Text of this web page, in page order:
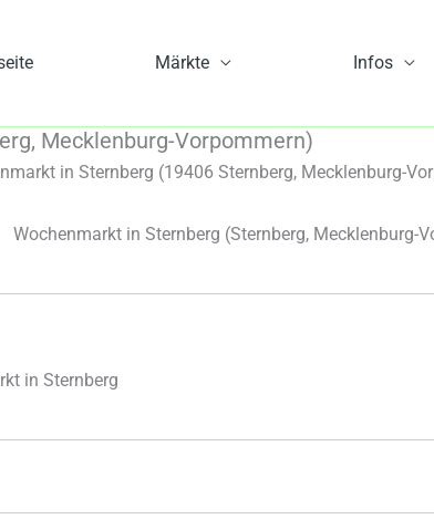
Märkte Infos
Mecklenburg-Vorpommern)
in Sternberg (19406 Sternberg, Mecklenburg-
Wochenmarkt in Sternberg (Sternberg, Mecklenburg-
in Sternberg